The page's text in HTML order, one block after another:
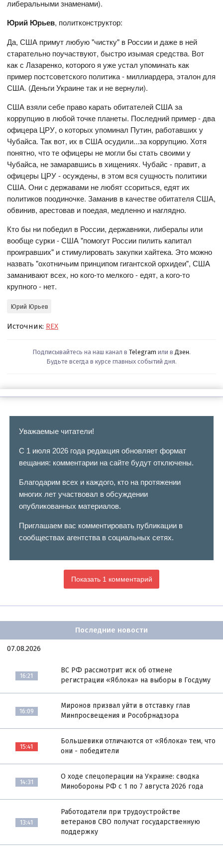
либеральными знаменами).
Юрий Юрьев, политконструктор:
Да, США примут любую "чистку" в России и даже в ней
старательно поучаствуют, быстро изымая средства. Вот
как с Лазаренко, которого я уже устал упоминать как
пример постсоветского политика - миллиардера, эталон для
США. (Деньги Украине так и не вернули).
США взяли себе право карать обитателей США за
коррупцию в любой точке планеты. Последний пример - два
офицера ЦРУ, о которых упоминал Путин, работавших у
Чубайса. Так вот, их в США осудили...за коррупцию. Хотя
понятно, что те офицеры не могли бы стать своими у
Чубайса, не замаравшись в хищениях. Чубайс - правит, а
офицеры ЦРУ - осуждены, в этом вся сущность политики
США. Они с державами не любят ссориться, едят их
политиков поодиночке. Заманив в качестве обитателя США,
обвинив, арестовав и поедая, медленно и наглядно.
Кто бы ни победил в России, державники, либералы или
вообще сурки - США "помогут России пилить капитал
проигравших" и стимулировать закупки хайтека. Это можно
назвать "охотничьим принципом гигантской орхидеи", США
заманивают всех, но кого-то мелкого - едят, а кого-то
крупного - нет.
Юрий Юрьев
Источник: REX
Подписывайтесь на наш канал в Telegram или в Дзен.
Будьте всегда в курсе главных событий дня.
Уважаемые читатели!
С 1 июля 2026 года редакция обновляет формат
вещания: комментарии на сайте будут отключены.
Благодарим всех и каждого, кто на протяжении
многих лет участвовал в обсуждении
опубликованных материалов.
Приглашаем вас комментировать публикации в
сообществах агентства в социальных сетях.
Показать 1 комментарий
Последние новости
07.08.2026
16:21
ВС РФ рассмотрит иск об отмене
регистрации «Яблока» на выборы в Госдуму
16:09
Миронов призвал уйти в отставку глав
Минпросвещения и Рособрнадзора
15:41
Большевики отличаются от «Яблока» тем, что
они - победители
14:31
О ходе спецоперации на Украине: сводка
Минобороны РФ с 1 по 7 августа 2026 года
13:41
Работодатели при трудоустройстве
ветеранов СВО получат государственную
поддержку